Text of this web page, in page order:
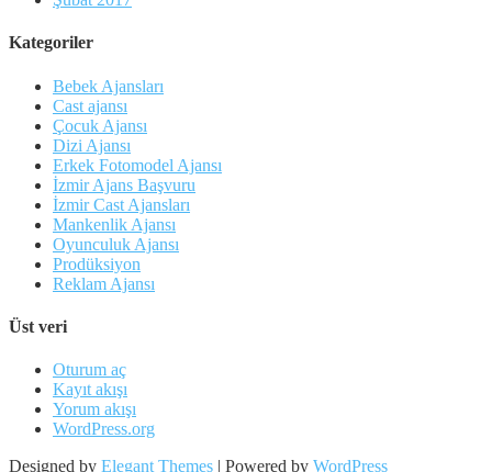
Kategoriler
Bebek Ajansları
Cast ajansı
Çocuk Ajansı
Dizi Ajansı
Erkek Fotomodel Ajansı
İzmir Ajans Başvuru
İzmir Cast Ajansları
Mankenlik Ajansı
Oyunculuk Ajansı
Prodüksiyon
Reklam Ajansı
Üst veri
Oturum aç
Kayıt akışı
Yorum akışı
WordPress.org
Designed by Elegant Themes | Powered by WordPress